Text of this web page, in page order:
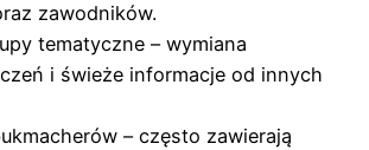
zawodników.
tematyczne – wymiana
i świeże informacje od innych
– często zawierają